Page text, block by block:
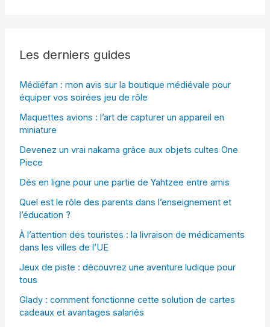
Les derniers guides
Médiéfan : mon avis sur la boutique médiévale pour
équiper vos soirées jeu de rôle
Maquettes avions : l’art de capturer un appareil en
miniature
Devenez un vrai nakama grâce aux objets cultes One
Piece
Dés en ligne pour une partie de Yahtzee entre amis
Quel est le rôle des parents dans l’enseignement et
l’éducation ?
À l’attention des touristes : la livraison de médicaments
dans les villes de l’UE
Jeux de piste : découvrez une aventure ludique pour
tous
Glady : comment fonctionne cette solution de cartes
cadeaux et avantages salariés